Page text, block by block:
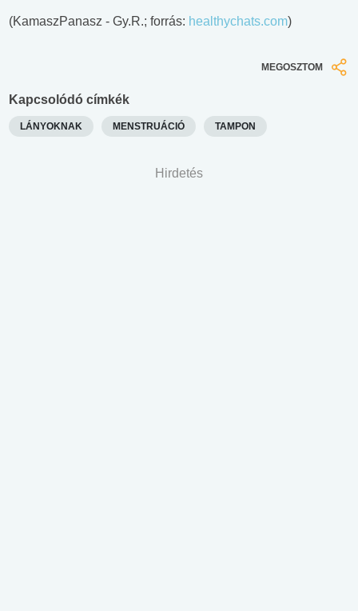
(KamaszPanasz - Gy.R.; forrás: healthychats.com)
MEGOSZTOM
Kapcsolódó címkék
LÁNYOKNAK MENSTRUÁCIÓ TAMPON
Hirdetés